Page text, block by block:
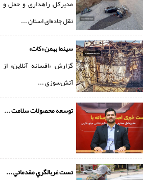
مدیرکل راهداری و حمل و
نقل جاده‌­ای استان ...
سینما بهمن «کات»
گزارش «افسانه آنلاین» از
آتش‌سوزی ...
توسعه محصولات سلامت‌ ...
تست غربالگري مقدماتي ...